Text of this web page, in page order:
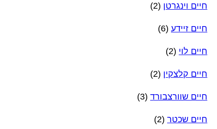
חיים וינגרטן (2)
חיים זיידע (6)
חיים לוי (2)
חיים קלצקין (2)
חיים שוורצבורד (3)
חיים שכטר (2)